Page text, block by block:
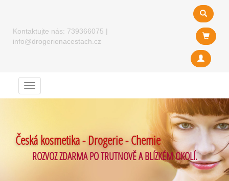
Kontaktujte nás: 739366075 |
info@drogerienacestach.cz
Menu
Česká kosmetika - Drogerie - Chemie
ROZVOZ ZDARMA PO TRUTNOVĚ A BLÍZKÉM OKOLÍ.